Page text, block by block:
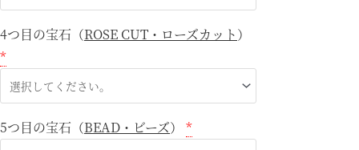
4つ目の宝石（ROSE CUT・ローズカット）
*
5つ目の宝石（BEAD・ビーズ） *